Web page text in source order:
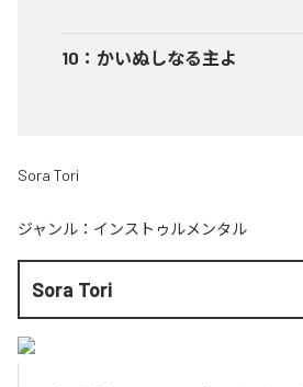
10 ： かいぬしなる主よ
Sora Tori
ジャンル： インストゥルメンタル
Sora Tori